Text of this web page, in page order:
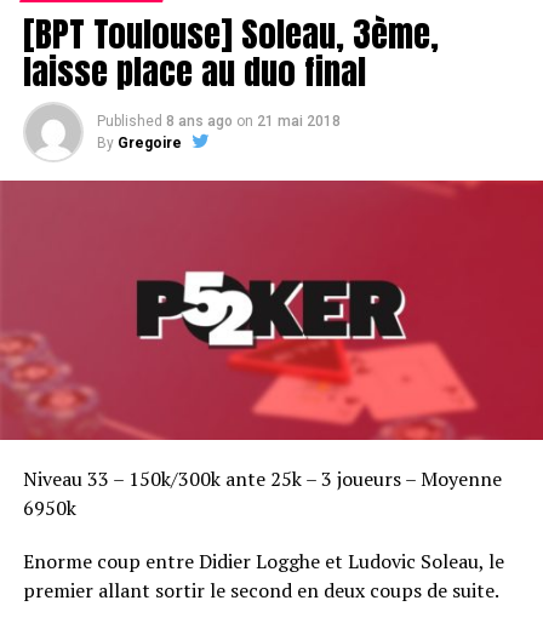
[BPT Toulouse] Soleau, 3ème,
laisse place au duo final
Published 8 ans ago on 21 mai 2018
By Gregoire
Niveau 33 – 150k/300k ante 25k – 3 joueurs – Moyenne
6950k
Enorme coup entre Didier Logghe et Ludovic Soleau, le
premier allant sortir le second en deux coups de suite.